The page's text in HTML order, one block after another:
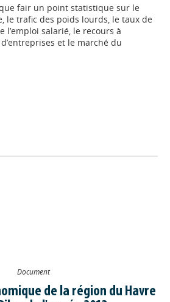
fair un point statistique sur le
le trafic des poids lourds, le taux de
l’emploi salarié, le recours à
et le marché du
Document
de la région du Havre